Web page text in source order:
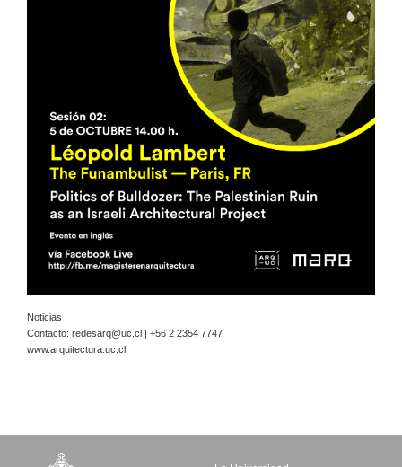
Noticias
Contacto: redesarq@uc.cl
| +56 2 2354 7747
www.arquitectura.uc.cl